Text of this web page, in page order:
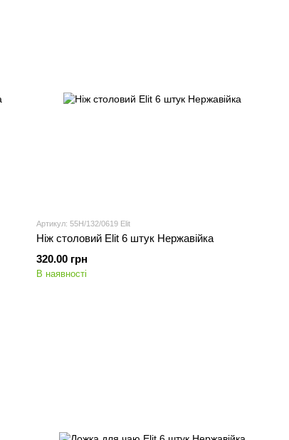
Артикул: 55H/132/0619 Elit
Ніж столовий Elit 6 штук Нержавійка
320.00 грн
В наявності